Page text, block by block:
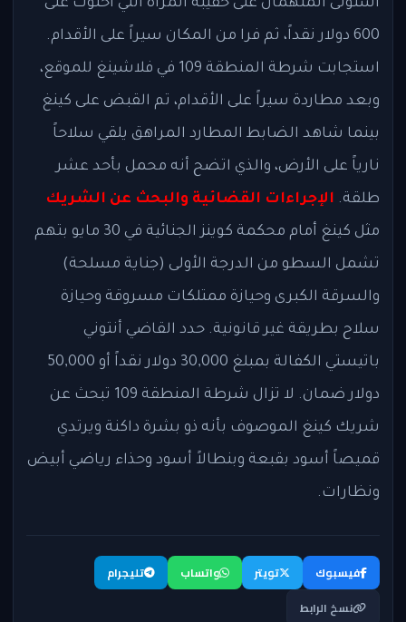
استولى المتهمان على حقيبة المرأة التي احتوت على
600 دولار نقداً، ثم فرا من المكان سيراً على الأقدام.
استجابت شرطة المنطقة 109 في فلاشينغ للموقع،
وبعد مطاردة سيراً على الأقدام، تم القبض على كينغ
بينما شاهد الضابط المطارد المراهق يلقي سلاحاً
نارياً على الأرض، والذي اتضح أنه محمل بأحد عشر
طلقة. الإجراءات القضائية والبحث عن الشريك
مثل كينغ أمام محكمة كوينز الجنائية في 30 مايو بتهم
تشمل السطو من الدرجة الأولى (جناية مسلحة)
والسرقة الكبرى وحيازة ممتلكات مسروقة وحيازة
سلاح بطريقة غير قانونية. حدد القاضي أنتوني
باتيستي الكفالة بمبلغ 30,000 دولار نقداً أو 50,000
دولار ضمان. لا تزال شرطة المنطقة 109 تبحث عن
شريك كينغ الموصوف بأنه ذو بشرة داكنة ويرتدي
قميصاً أسود بقبعة وبنطالاً أسود وحذاء رياضي أبيض
ونظارات.
فيسبوك تويتر واتساب
تليجرام
نسخ الرابط